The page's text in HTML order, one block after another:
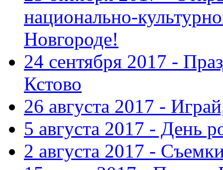
национально-
Новгороде!
24 сентября 2017 -
Кстово
26 августа 2017 -
5 августа 2017 - День
2 августа 2017 -